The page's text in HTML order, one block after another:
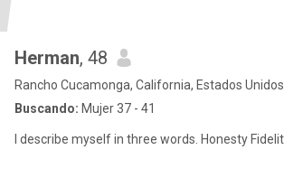
Herman, 48
Rancho Cucamonga, California, Estados Unidos
Buscando: Mujer 37 - 41